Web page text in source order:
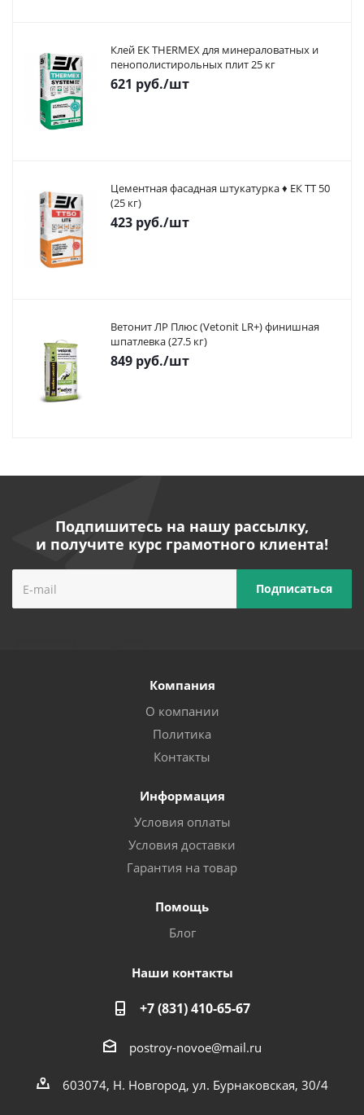
Клей ЕК THERMEX для минераловатных и
пенополистирольных плит 25 кг
621 руб./шт
Цементная фасадная штукатурка ♦ ЕК ТТ 50
(25 кг)
423 руб./шт
Ветонит ЛР Плюс (Vetonit LR+) финишная
шпатлевка (27.5 кг)
849 руб./шт
Подпишитесь на нашу рассылку,
и получите курс грамотного клиента!
Компания
О компании
Политика
Контакты
Информация
Условия оплаты
Условия доставки
Гарантия на товар
Помощь
Блог
Наши контакты
+7 (831) 410-65-67
postroy-novoe@mail.ru
603074, Н. Новгород, ул. Бурнаковская, 30/4